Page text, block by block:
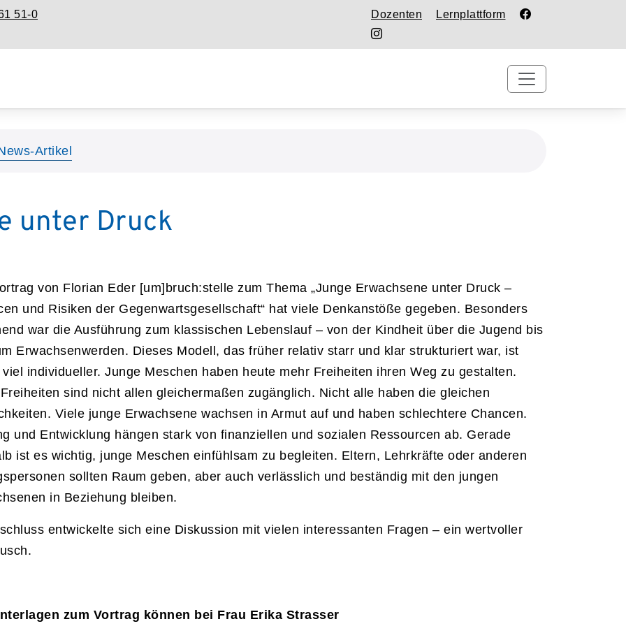
51-0 Dozenten Lernplattform
Artikel
unter Druck
von Florian Eder [um]bruch:stelle zum Thema „Junge Erwachsene unter Druck –
und Risiken der Gegenwartsgesellschaft“ hat viele Denkanstöße gegeben. Besonders
war die Ausführung zum klassischen Lebenslauf – von der Kindheit über die Jugend bis
Erwachsenwerden. Dieses Modell, das früher relativ starr und klar strukturiert war, ist
individueller. Junge Meschen haben heute mehr Freiheiten ihren Weg zu gestalten.
sind nicht allen gleichermaßen zugänglich. Nicht alle haben die gleichen
Viele junge Erwachsene wachsen in Armut auf und haben schlechtere Chancen.
und Entwicklung hängen stark von finanziellen und sozialen Ressourcen ab. Gerade
ist es wichtig, junge Meschen einfühlsam zu begleiten. Eltern, Lehrkräfte oder anderen
sollten Raum geben, aber auch verlässlich und beständig mit den jungen
in Beziehung bleiben.
entwickelte sich eine Diskussion mit vielen interessanten Fragen – ein wertvoller
zum Vortrag können bei Frau Erika Strasser